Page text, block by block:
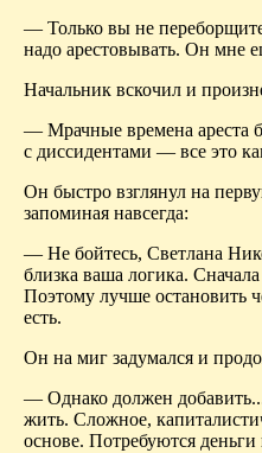
— Только вы не
надо арестовывать. Он мне
Начальник вскочил и
— Мрачные времена ареста
с диссидентами — все это
Он быстро взглянул на
запоминая навсегда:
— Не бойтесь, Светлана
близка ваша логика.
Поэтому лучше остановить
есть.
Он на миг задумался и
— Однако должен
жить. Сложное,
основе. Потребуются